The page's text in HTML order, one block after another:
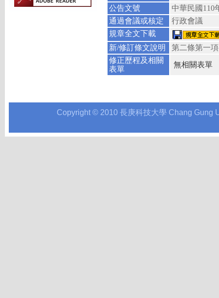
公告文號
中華民國 110
通過會議或核定
行政會議
規章全文下載
新/修訂條文說明
第二條第一
修正歷程及相關
表單
無相關表單
Copyright © 2010 長庚科技大學 Chang Gung